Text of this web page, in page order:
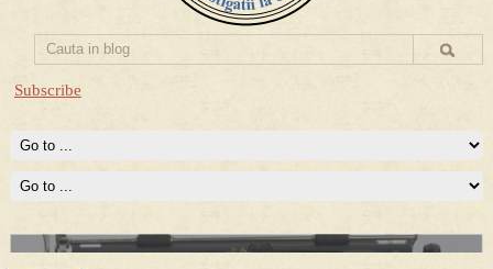
Subscribe
Prima mea carte publicata (Nemira)
Averea Presedintelui: prima lucrare despre controversatele
conturi secrete ale Securitatii.